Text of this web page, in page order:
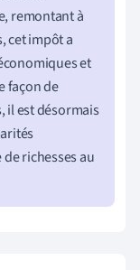
remontant à
cet impôt a
et
façon de
il est désormais
richesses au